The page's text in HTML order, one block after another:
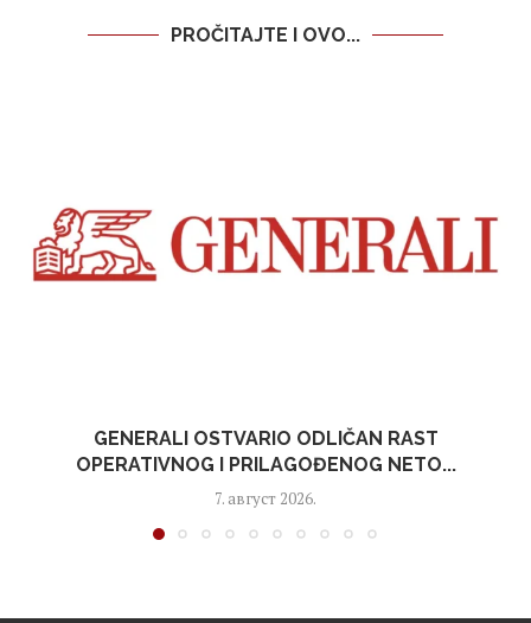
PROČITAJTE I OVO...
GENERALI OSTVARIO ODLIČAN RAST
OPERATIVNOG I PRILAGOĐENOG NETO...
7. август 2026.